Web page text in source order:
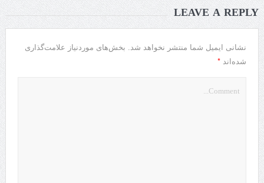
LEAVE A REPLY
نشانی ایمیل شما منتشر نخواهد شد. بخش‌های موردنیاز علامت‌گذاری
شده‌اند *